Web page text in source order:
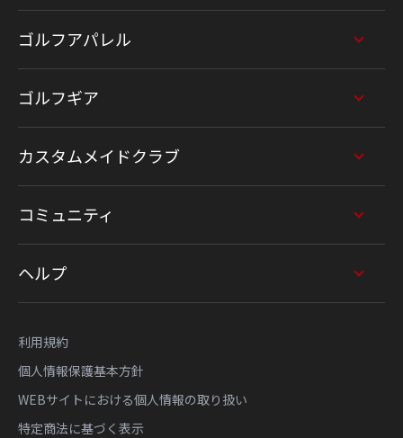
ゴルフアパレル
ゴルフギア
カスタムメイドクラブ
コミュニティ
ヘルプ
利用規約
個人情報保護基本方針
WEBサイトにおける個人情報の取り扱い
特定商法に基づく表示